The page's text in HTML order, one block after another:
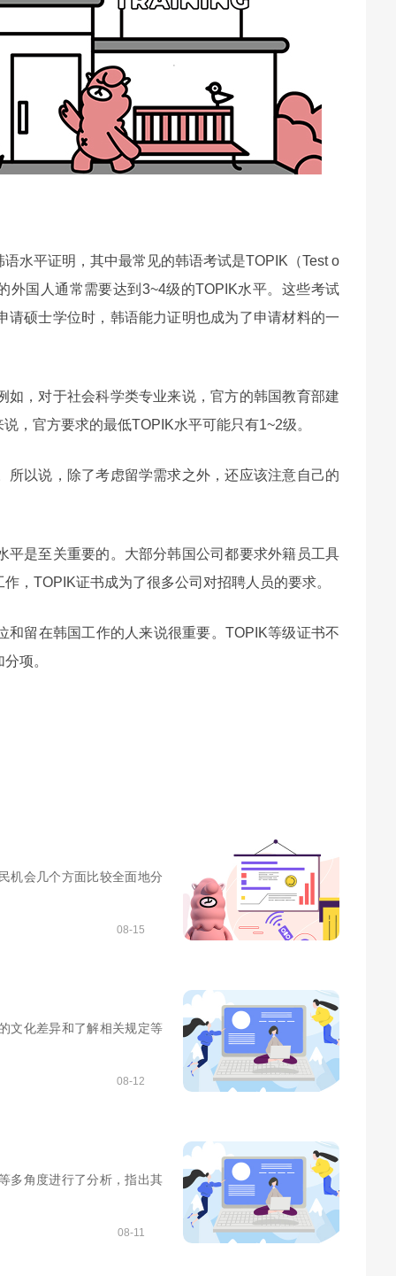
水平证明，其中最常见的韩语考试是TOPIK（Test o
外国人通常需要达到3~4级的TOPIK水平。这些考试
硕士学位时，韩语能力证明也成为了申请材料的一
，对于社会科学类专业来说，官方的韩国教育部建
，官方要求的最低TOPIK水平可能只有1~2级。
以说，除了考虑留学需求之外，还应该注意自己的
是至关重要的。大部分韩国公司都要求外籍员工具
，TOPIK证书成为了很多公司对招聘人员的要求。
留在韩国工作的人来说很重要。TOPIK等级证书不
项。
机会几个方面比较全面地分
08-15
文化差异和了解相关规定等
08-12
多角度进行了分析，指出其
08-11